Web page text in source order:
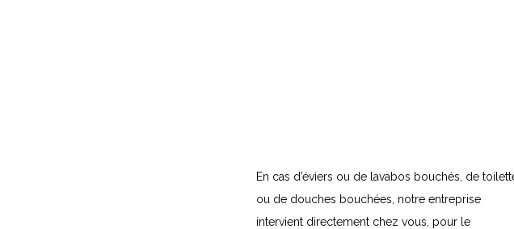
En cas d’éviers ou de lavabos bouchés, de
ou de douches bouchées, notre entreprise
intervient directement chez vous, pour le